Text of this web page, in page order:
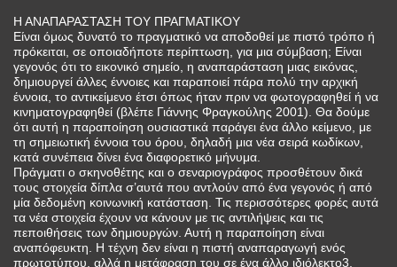
Η ΑΝΑΠΑΡΑΣΤΑΣΗ ΤΟΥ ΠΡΑΓΜΑΤΙΚΟΥ
Είναι όμως δυνατό το πραγματικό να αποδοθεί με πιστό τρόπο ή
πρόκειται, σε οποιαδήποτε περίπτωση, για μια σύμβαση; Είναι
γεγονός ότι το εικονικό σημείο, η αναπαράσταση μιας εικόνας,
δημιουργεί άλλες έννοιες και παραποιεί πάρα πολύ την αρχική
έννοια, το αντικείμενο έτσι όπως ήταν πριν να φωτογραφηθεί ή να
κινηματογραφηθεί (βλέπε Γιάννης Φραγκούλης 2001). Θα δούμε
ότι αυτή η παραποίηση ουσιαστικά παράγει ένα άλλο κείμενο, με
τη σημειωτική έννοια του όρου, δηλαδή μια νέα σειρά κωδίκων,
κατά συνέπεια δίνει ένα διαφορετικό μήνυμα.
Πράγματι ο σκηνοθέτης και ο σεναριογράφος προσθέτουν δικά
τους στοιχεία δίπλα σ’αυτά που αντλούν από ένα γεγονός ή από
μία δεδομένη κοινωνική κατάσταση. Τις περισσότερες φορές αυτά
τα νέα στοιχεία έχουν να κάνουν με τις αντιλήψεις και τις
πεποιθήσεις των δημιουργών. Αυτή η παραποίηση είναι
αναπόφευκτη. Η τέχνη δεν είναι η πιστή αναπαραγωγή ενός
πρωτοτύπου, αλλά η μετάφραση του σε ένα άλλο ιδιόλεκτο3,